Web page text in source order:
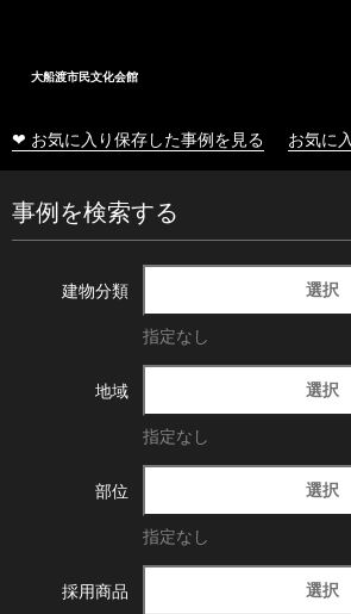
大船渡市民文化会館
❤ お気に入り保存した事例を見る お気に
事例を検索する
建物分類 選択
指定なし
地域 選択
指定なし
部位 選択
指定なし
採用商品 選択